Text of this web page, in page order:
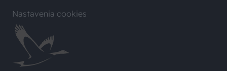
Nastavenia cookies